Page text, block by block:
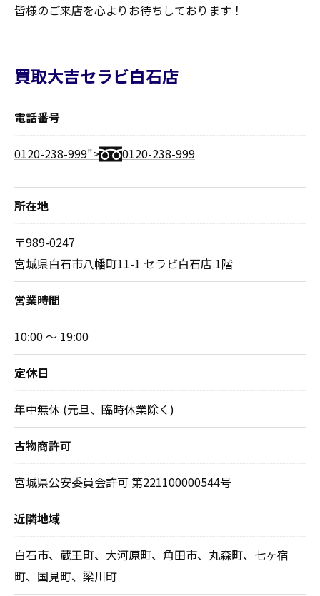
皆様のご来店を心よりお待ちしております！
買取大吉セラビ白石店
電話番号
0120-238-999"> 0120-238-999
所在地
〒989-0247
宮城県白石市八幡町11-1 セラビ白石店 1階
営業時間
10:00 ～ 19:00
定休日
年中無休 (元旦、臨時休業除く)
古物商許可
宮城県公安委員会許可 第221100000544号
近隣地域
白石市、蔵王町、大河原町、角田市、丸森町、七ヶ宿
町、国見町、梁川町